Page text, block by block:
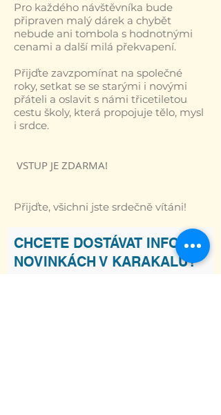
Pro každého návštěvníka bude
připraven malý dárek a chybět
nebude ani tombola s hodnotnými
cenami a další milá překvapení.
Přijďte zavzpomínat na společné
roky, setkat se se starými i novými
přáteli a oslavit s námi třicetiletou
cestu školy, která propojuje tělo, mysl
i srdce.
VSTUP JE ZDARMA!
Přijďte, všichni jste srdečně vítáni!
CHCETE DOSTÁVAT INFO O
NOVINKÁCH V KARAKALU?